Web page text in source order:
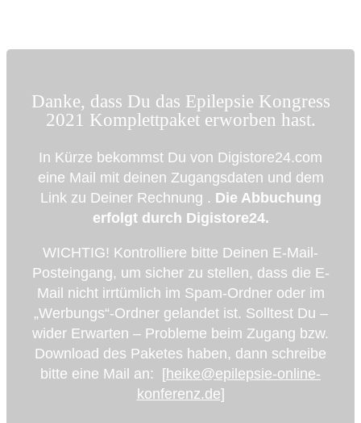
Danke, dass Du das Epilepsie Kongress
2021 Komplettpaket erworben hast.
In Kürze bekommst Du von Digistore24.com
eine Mail mit deinen Zugangsdaten und dem
Link zu Deiner Rechnung . Die Abbuchung
erfolgt durch Digistore24.
WICHTIG! Kontrolliere bitte Deinen E-Mail-
Posteingang, um sicher zu stellen, dass die E-
Mail nicht irrtümlich im Spam-Ordner oder im
„Werbungs“-Ordner gelandet ist. Solltest Du –
wider Erwarten – Probleme beim Zugang bzw.
Download des Paketes haben, dann schreibe
bitte eine Mail an: [heike@epilepsie-online-
konferenz.de]